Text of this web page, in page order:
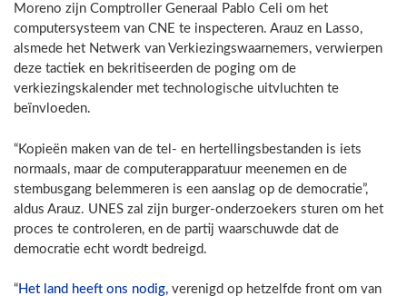
Moreno zijn Comptroller Generaal Pablo Celi om het
computersysteem van CNE te inspecteren. Arauz en Lasso,
alsmede het Netwerk van Verkiezingswaarnemers, verwierpen
deze tactiek en bekritiseerden de poging om de
verkiezingskalender met technologische uitvluchten te
beïnvloeden.
“Kopieën maken van de tel- en hertellingsbestanden is iets
normaals, maar de computerapparatuur meenemen en de
stembusgang belemmeren is een aanslag op de democratie”,
aldus Arauz. UNES zal zijn burger-onderzoekers sturen om het
proces te controleren, en de partij waarschuwde dat de
democratie echt wordt bedreigd.
“Het land heeft ons nodig, verenigd op hetzelfde front om van